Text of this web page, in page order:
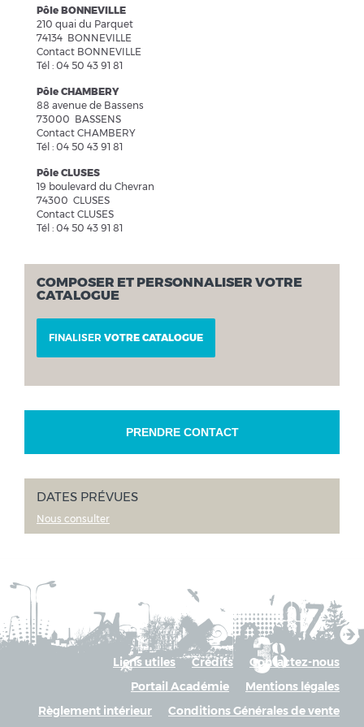
Pôle BONNEVILLE
210 quai du Parquet
74134 BONNEVILLE
Contact BONNEVILLE
Tél : 04 50 43 91 81
Pôle CHAMBERY
88 avenue de Bassens
73000 BASSENS
Contact CHAMBERY
Tél : 04 50 43 91 81
Pôle CLUSES
19 boulevard du Chevran
74300 CLUSES
Contact CLUSES
Tél : 04 50 43 91 81
COMPOSER ET PERSONNALISER VOTRE
CATALOGUE
FINALISER VOTRE CATALOGUE
PRENDRE CONTACT
DATES PRÉVUES
Nous consulter
Contactez-nous
Crédits
Liens utiles
Mentions légales
Portail Académie
Conditions Générales de vente
Règlement intérieur